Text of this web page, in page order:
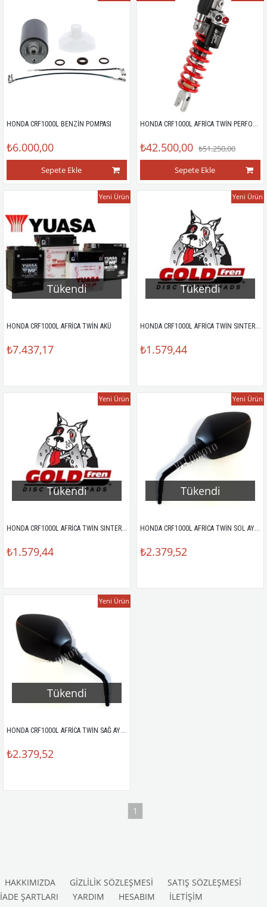
HONDA CRF1000L BENZİN POMPASI
₺6.000,00
Sepete Ekle
HONDA CRF1000L AFRİCA TWİN PERFORMANS ARKA AMORTİSÖR
₺42.500,00 ₺51.250,00
Sepete Ekle
Tükendi
HONDA CRF1000L AFRİCA TWİN AKÜ
₺7.437,17
Yeni Ürün
Tükendi
HONDA CRF1000L AFRİCA TWİN SINTER ÖN FREN BALATASI
₺1.579,44
Yeni Ürün
Tükendi
HONDA CRF1000L AFRİCA TWİN SINTER ARKA FREN BALATASI
₺1.579,44
Yeni Ürün
Tükendi
HONDA CRF1000L AFRİCA TWİN SOL AYNA
₺2.379,52
Yeni Ürün
Tükendi
HONDA CRF1000L AFRİCA TWİN SAĞ AYNA
₺2.379,52
Yeni Ürün
1
HAKKIMIZDA GİZLİLİK SÖZLEŞMESİ
SATIŞ SÖZLEŞMESİ
İADE ŞARTLARI
YARDIM HESABIM İLETİŞİM